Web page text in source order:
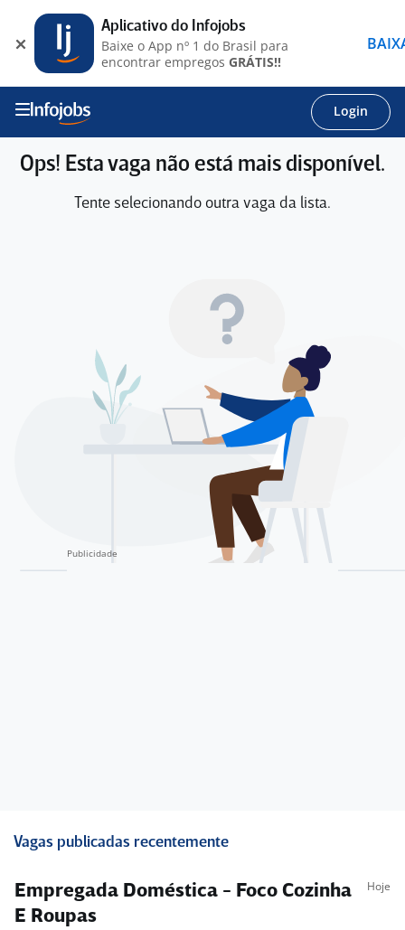
Login
Ops! Esta vaga não está mais disponível.
Tente selecionando outra vaga da lista.
Vagas publicadas recentemente
Empregada Doméstica - Foco Cozinha
E Roupas
Hoje
Aplicativo do Infojobs
Baixe o App nº 1 do Brasil para
encontrar empregos GRÁTIS!!